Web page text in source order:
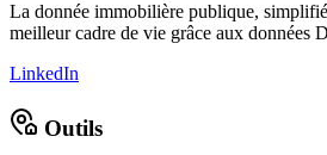
La donnée immobilière publique,
meilleur cadre de vie grâce aux données
LinkedIn
Outils